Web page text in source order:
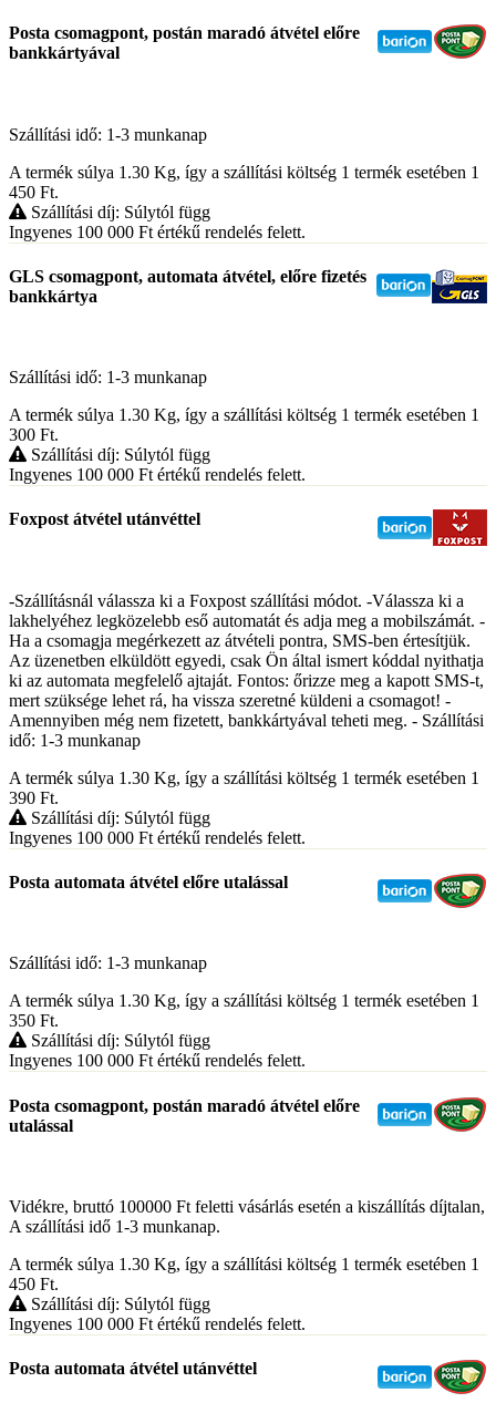
Posta csomagpont, postán maradó átvétel előre
bankkártyával
Szállítási idő: 1-3 munkanap
A termék súlya 1.30 Kg, így a szállítási költség 1 termék esetében 1
450 Ft.
Szállítási díj: Súlytól függ
Ingyenes 100 000 Ft értékű rendelés felett.
GLS csomagpont, automata átvétel, előre fizetés
bankkártya
Szállítási idő: 1-3 munkanap
A termék súlya 1.30 Kg, így a szállítási költség 1 termék esetében 1
300 Ft.
Szállítási díj: Súlytól függ
Ingyenes 100 000 Ft értékű rendelés felett.
Foxpost átvétel utánvéttel
-Szállításnál válassza ki a Foxpost szállítási módot. -Válassza ki a
lakhelyéhez legközelebb eső automatát és adja meg a mobilszámát. -
Ha a csomagja megérkezett az átvételi pontra, SMS-ben értesítjük.
Az üzenetben elküldött egyedi, csak Ön által ismert kóddal nyithatja
ki az automata megfelelő ajtaját. Fontos: őrizze meg a kapott SMS-t,
mert szüksége lehet rá, ha vissza szeretné küldeni a csomagot! -
Amennyiben még nem fizetett, bankkártyával teheti meg. - Szállítási
idő: 1-3 munkanap
A termék súlya 1.30 Kg, így a szállítási költség 1 termék esetében 1
390 Ft.
Szállítási díj: Súlytól függ
Ingyenes 100 000 Ft értékű rendelés felett.
Posta automata átvétel előre utalással
Szállítási idő: 1-3 munkanap
A termék súlya 1.30 Kg, így a szállítási költség 1 termék esetében 1
350 Ft.
Szállítási díj: Súlytól függ
Ingyenes 100 000 Ft értékű rendelés felett.
Posta csomagpont, postán maradó átvétel előre
utalással
Vidékre, bruttó 100000 Ft feletti vásárlás esetén a kiszállítás díjtalan,
A szállítási idő 1-3 munkanap.
A termék súlya 1.30 Kg, így a szállítási költség 1 termék esetében 1
450 Ft.
Szállítási díj: Súlytól függ
Ingyenes 100 000 Ft értékű rendelés felett.
Posta automata átvétel utánvéttel